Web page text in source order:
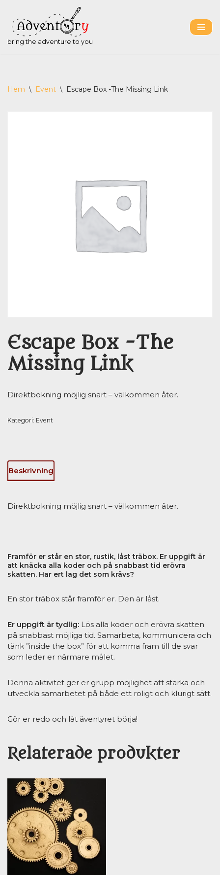
Hoppa
till
innehåll
bring the adventure to you
Hem \ Event \ Escape Box -The Missing Link
Escape Box -The
Missing Link
Direktbokning möjlig snart – välkommen åter.
Kategori: Event
Beskrivning
Direktbokning möjlig snart – välkommen åter.
Framför er står en stor, rustik, låst träbox. Er uppgift är
att knäcka alla koder och på snabbast tid erövra
skatten. Har ert lag det som krävs?
En stor träbox står framför er. Den är låst.
Er uppgift är tydlig: Lös alla koder och erövra skatten
på snabbast möjliga tid. Samarbeta, kommunicera och
tänk ”inside the box” för att komma fram till de svar
som leder er närmare målet.
Denna aktivitet ger er grupp möjlighet att stärka och
utveckla samarbetet på både ett roligt och klurigt sätt.
Gör er redo och låt äventyret börja!
Relaterade produkter